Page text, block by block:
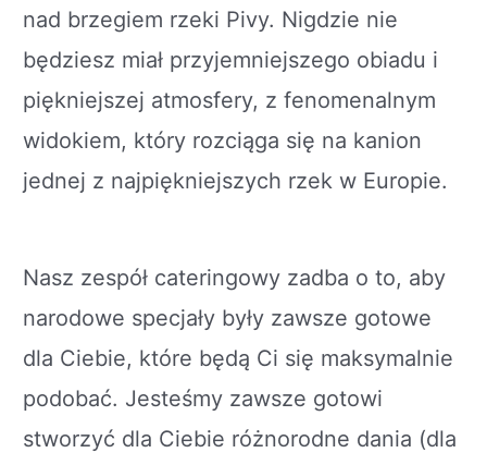
nad brzegiem rzeki Pivy. Nigdzie nie
będziesz miał przyjemniejszego obiadu i
piękniejszej atmosfery, z fenomenalnym
widokiem, który rozciąga się na kanion
jednej z najpiękniejszych rzek w Europie.
Nasz zespół cateringowy zadba o to, aby
narodowe specjały były zawsze gotowe
dla Ciebie, które będą Ci się maksymalnie
podobać. Jesteśmy zawsze gotowi
stworzyć dla Ciebie różnorodne dania (dla